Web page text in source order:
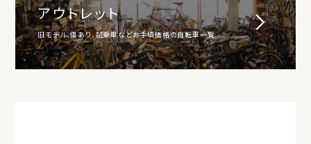
アウトレット
旧モデル、傷あり、試乗車などお手頃価格の自転車一覧